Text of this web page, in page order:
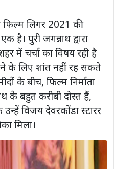
फिल्म लिगर 2021 की
है। पुरी जगन्नाथ द्वारा
में चर्चा का विषय रही है
के लिए शांत नहीं रह सकते
के बीच, फिल्म निर्माता
के बहुत करीबी दोस्त हैं,
उन्हें विजय देवरकोंडा स्टारर
मिला।